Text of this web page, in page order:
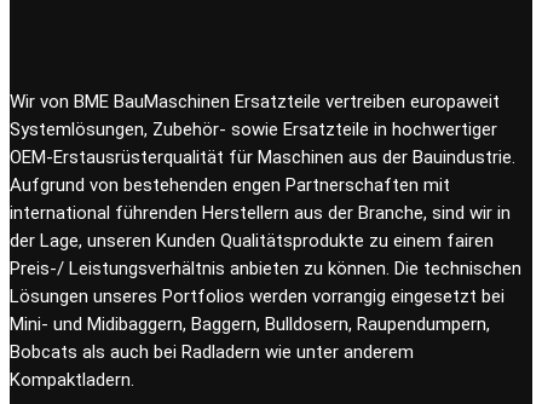
Wir von BME BauMaschinen Ersatzteile vertreiben europaweit
Systemlösungen, Zubehör- sowie Ersatzteile in hochwertiger
OEM-Erstausrüsterqualität für Maschinen aus der Bauindustrie.
Aufgrund von bestehenden engen Partnerschaften mit
international führenden Herstellern aus der Branche, sind wir in
der Lage, unseren Kunden Qualitätsprodukte zu einem fairen
Preis-/ Leistungsverhältnis anbieten zu können. Die technischen
Lösungen unseres Portfolios werden vorrangig eingesetzt bei
Mini- und Midibaggern, Baggern, Bulldosern, Raupendumpern,
Bobcats als auch bei Radladern wie unter anderem
Kompaktladern.